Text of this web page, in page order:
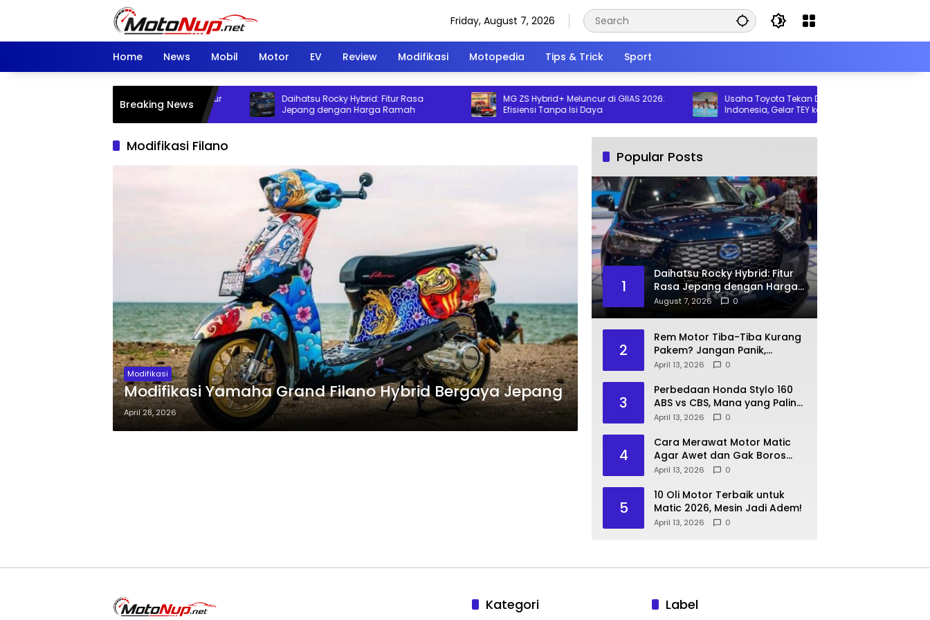
Friday, August 7, 2026
Home News Mobil Motor EV Review Modifikasi Motopedia Tips & Trick Sport
Breaking News
Changan Deepal S05 Resmi Meluncur
dengan Fitur Pintar Canggih
Daihatsu Rocky Hybrid: Fitur Rasa
Jepang dengan Harga Ramah
MG ZS Hybrid+ Meluncur di GIIAS 2026:
Efisiensi Tanpa Isi Daya
Usaha Toyota Tekan Dekabornisasi di
Indonesia, Gelar TEY ke-14
Modifikasi Filano
Modifikasi
Modifikasi Yamaha Grand Filano Hybrid Bergaya Jepang
April 28, 2026
Popular Posts
1
Daihatsu Rocky Hybrid: Fitur
Rasa Jepang dengan Harga
Ramah
August 7, 2026 0
2
Rem Motor Tiba-Tiba Kurang
Pakem? Jangan Panik,
Lakukan Langkah Ini!
April 13, 2026 0
3
Perbedaan Honda Stylo 160
ABS vs CBS, Mana yang Paling
Pas?
April 13, 2026 0
4
Cara Merawat Motor Matic
Agar Awet dan Gak Boros
Bensin
April 13, 2026 0
5
10 Oli Motor Terbaik untuk
Matic 2026, Mesin Jadi Adem!
April 13, 2026 0
Kategori Label